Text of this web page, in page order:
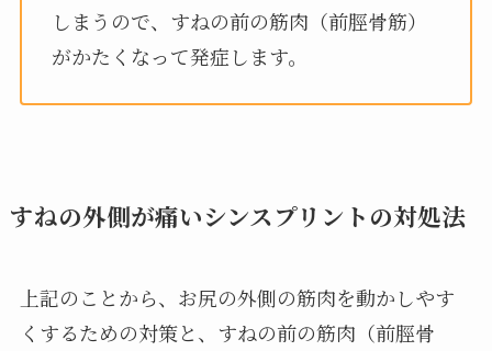
しまうので、すねの前の筋肉（前脛骨筋）
がかたくなって発症します。
すねの外側が痛いシンスプリントの対処法
上記のことから、お尻の外側の筋肉を動かしやす
くするための対策と、すねの前の筋肉（前脛骨